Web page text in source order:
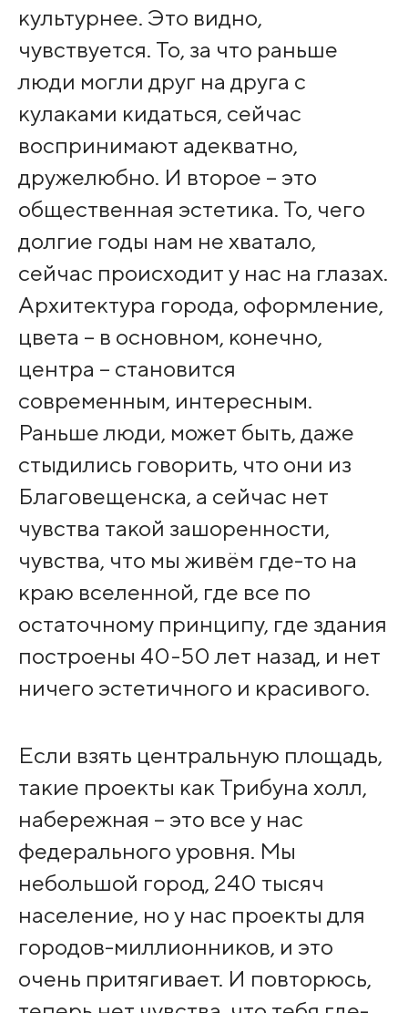
культурнее. Это видно,
чувствуется. То, за что раньше
люди могли друг на друга с
кулаками кидаться, сейчас
воспринимают адекватно,
дружелюбно. И второе – это
общественная эстетика. То, чего
долгие годы нам не хватало,
сейчас происходит у нас на глазах.
Архитектура города, оформление,
цвета – в основном, конечно,
центра – становится
современным, интересным.
Раньше люди, может быть, даже
стыдились говорить, что они из
Благовещенска, а сейчас нет
чувства такой зашоренности,
чувства, что мы живём где-то на
краю вселенной, где все по
остаточному принципу, где здания
построены 40-50 лет назад, и нет
ничего эстетичного и красивого.
Если взять центральную площадь,
такие проекты как Трибуна холл,
набережная – это все у нас
федерального уровня. Мы
небольшой город, 240 тысяч
население, но у нас проекты для
городов-миллионников, и это
очень притягивает. И повторюсь,